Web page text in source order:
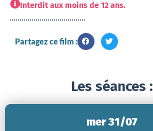
Interdit aux moins de 12 ans.
Partagez ce film :
Les séances :
mer 31/07